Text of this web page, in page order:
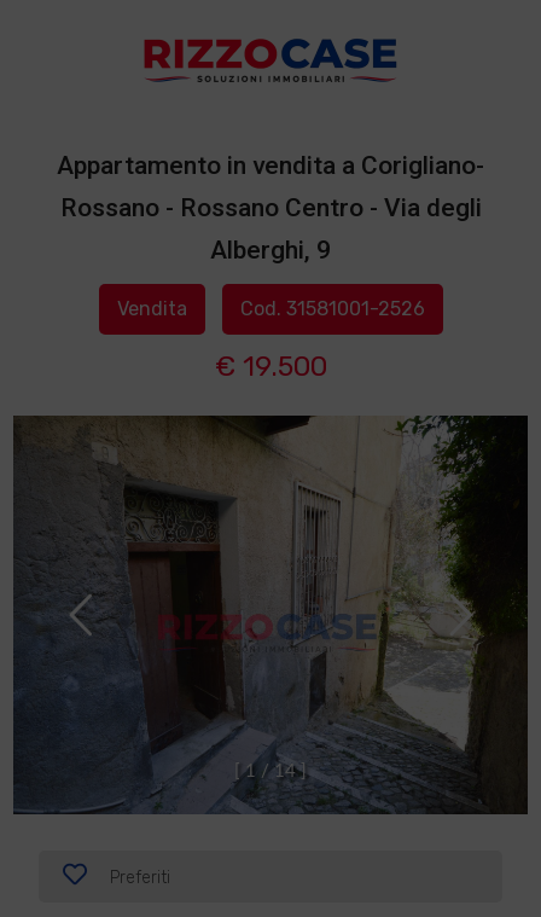
Appartamento in vendita a Corigliano-
Rossano - Rossano Centro - Via degli
Alberghi, 9
Vendita Cod. 31581001-2526
€ 19.500
1 / 14 ]
Preferiti